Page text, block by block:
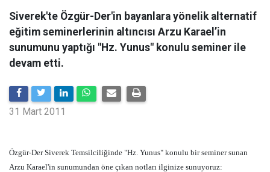
Siverek'te Özgür-Der'in bayanlara yönelik alternatif
eğitim seminerlerinin altıncısı Arzu Karael’in
sunumunu yaptığı "Hz. Yunus" konulu seminer ile
devam etti.
31 Mart 2011
Özgür-Der Siverek Temsilciliğinde "Hz. Yunus" konulu bir seminer sunan
Arzu Karael'in sunumundan öne çıkan notları ilginize sunuyoruz: